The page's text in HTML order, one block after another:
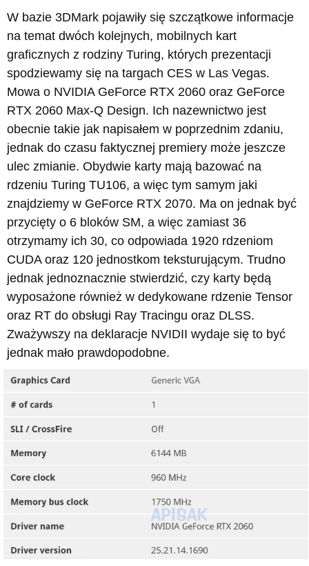
W bazie 3DMark pojawiły się szczątkowe informacje
na temat dwóch kolejnych, mobilnych kart
graficznych z rodziny Turing, których prezentacji
spodziewamy się na targach CES w Las Vegas.
Mowa o NVIDIA GeForce RTX 2060 oraz GeForce
RTX 2060 Max-Q Design. Ich nazewnictwo jest
obecnie takie jak napisałem w poprzednim zdaniu,
jednak do czasu faktycznej premiery może jeszcze
ulec zmianie. Obydwie karty mają bazować na
rdzeniu Turing TU106, a więc tym samym jaki
znajdziemy w GeForce RTX 2070. Ma on jednak być
przycięty o 6 bloków SM, a więc zamiast 36
otrzymamy ich 30, co odpowiada 1920 rdzeniom
CUDA oraz 120 jednostkom teksturującym. Trudno
jednak jednoznacznie stwierdzić, czy karty będą
wyposażone również w dedykowane rdzenie Tensor
oraz RT do obsługi Ray Tracingu oraz DLSS.
Zważywszy na deklaracje NVIDII wydaje się to być
jednak mało prawdopodobne.